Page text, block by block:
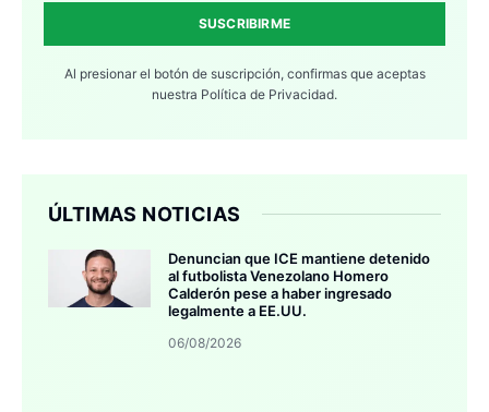
SUSCRIBIRME
Al presionar el botón de suscripción, confirmas que aceptas
nuestra Política de Privacidad.
ÚLTIMAS NOTICIAS
Denuncian que ICE mantiene detenido
al futbolista Venezolano Homero
Calderón pese a haber ingresado
legalmente a EE.UU.
06/08/2026